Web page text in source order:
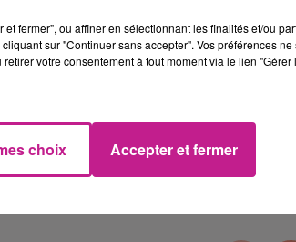
, la toiture de votre maison de A à Z.
fermer", ou affiner en sélectionnant les finalités et/ou
sur "Continuer sans accepter". Vos préférences
votre consentement à tout moment via le lien
choix Accepter et fermer